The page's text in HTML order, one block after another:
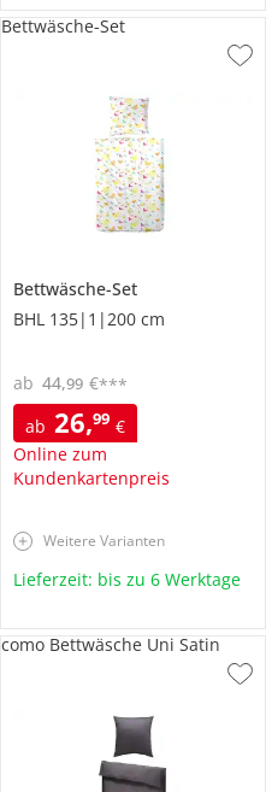
Bettwäsche-Set
BHL 135|1|200 cm
ab 26,99 €
Online zum
Kundenkartenpreis
ab 44,99 €***
Bettwäsche-Set
Weitere Varianten
Lieferzeit: bis zu 6 Werktage
como Bettwäsche Uni Satin